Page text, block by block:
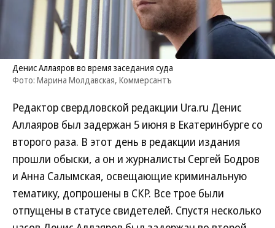
Денис Аллаяров во время заседания суда
Фото: Марина Молдавская, Коммерсантъ
Редактор свердловской редакции Ura.ru Денис
Аллаяров был задержан 5 июня в Екатеринбурге со
второго раза. В этот день в редакции издания
прошли обыски, а он и журналисты Сергей Бодров
и Анна Салымская, освещающие криминальную
тематику, допрошены в СКР. Все трое были
отпущены в статусе свидетелей. Спустя несколько